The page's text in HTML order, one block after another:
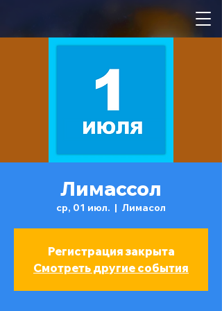
Лимассол
ср, 01 июл.
  |
Лимасол
Регистрация закрыта
Смотреть другие события